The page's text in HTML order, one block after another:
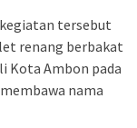
tersebut
renang berbakat
Kota Ambon pada
nama